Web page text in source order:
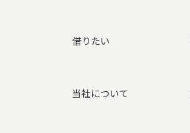
借りたい
当社について